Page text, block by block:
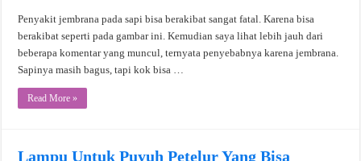
Penyakit jembrana pada sapi bisa berakibat sangat fatal. Karena bisa
berakibat seperti pada gambar ini. Kemudian saya lihat lebih jauh dari
beberapa komentar yang muncul, ternyata penyebabnya karena jembrana.
Sapinya masih bagus, tapi kok bisa …
Read More »
Lampu Untuk Puyuh Petelur Yang Bisa